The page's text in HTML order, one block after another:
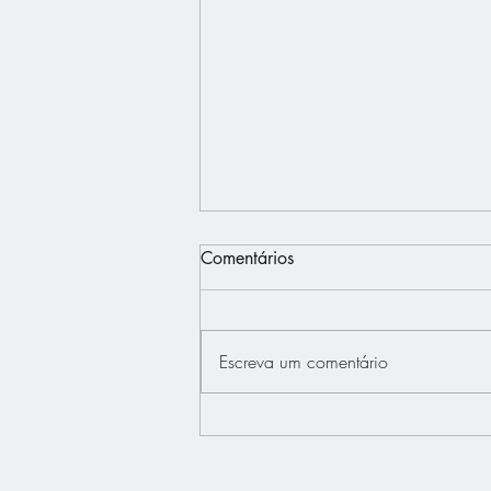
Interview - Français.Press -
Comentários
Escreva um comentário